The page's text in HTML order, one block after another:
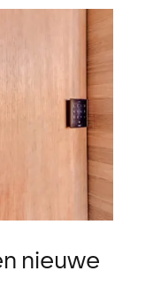
nieuwe